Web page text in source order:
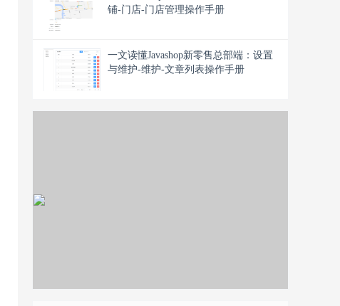
铺-门店-门店管理操作手册
一文读懂Javashop新零售总部端：设置
与维护-维护-文章列表操作手册